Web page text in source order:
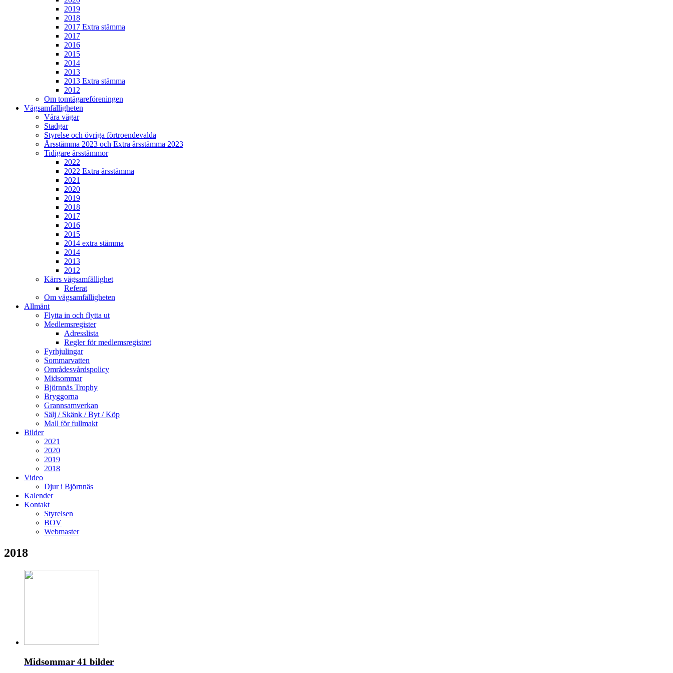
2019
2018
2017 Extra stämma
2017
2016
2015
2014
2013
2013 Extra stämma
2012
Om tomtägareföreningen
Vägsamfälligheten
Våra vägar
Stadgar
Styrelse och övriga förtroendevalda
Årsstämma 2023 och Extra årsstämma 2023
Tidigare årsstämmor
2022
2022 Extra årsstämma
2021
2020
2019
2018
2017
2016
2015
2014 extra stämma
2014
2013
2012
Kärrs vägsamfällighet
Referat
Om vägsamfälligheten
Allmänt
Flytta in och flytta ut
Medlemsregister
Adresslista
Regler för medlemsregistret
Fyrhjulingar
Sommarvatten
Områdesvårdspolicy
Midsommar
Björnnäs Trophy
Bryggorna
Grannsamverkan
Sälj / Skänk / Byt / Köp
Mall för fullmakt
Bilder
2021
2020
2019
2018
Video
Djur i Björnnäs
Kalender
Kontakt
Styrelsen
BOV
Webmaster
2018
Midsommar 41 bilder